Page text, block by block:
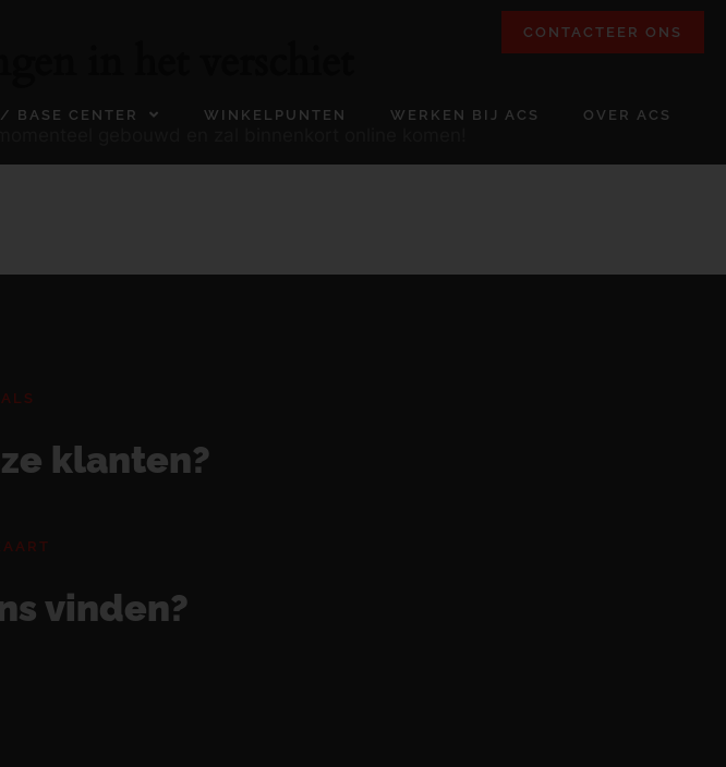
CONTACTEER ONS
BASE CENTER WINKELPUNTEN WERKEN BIJ ACS OVER ACS
klanten?
vinden?